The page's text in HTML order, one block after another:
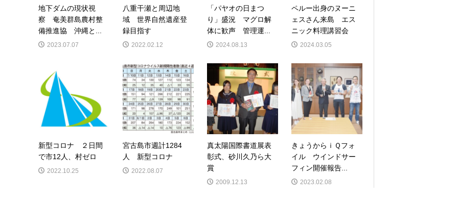
地下ダムの現状視
察 奄美群島農村整
備推進協 沖縄と...
2023.07.07
八重干瀬と周辺地
域 世界自然遺産登
録目指す
2022.02.12
「パヤオの日まつ
り」盛況 マグロ解
体に歓声 管理運...
2024.08.13
ペルー出身のヌーニ
ェスさん来島 エス
ニック料理講習会
2024.03.05
新型コロナ ２日間
で市12人、村ゼロ
2022.10.25
宮古島市週計1284
人 新型コロナ
2022.08.07
真太陽国際書道展表
彰式、砂川久乃ら大
賞
2009.12.13
きょうからｉＱフォ
イル ウインドサー
フィン開催報告...
2023.02.08